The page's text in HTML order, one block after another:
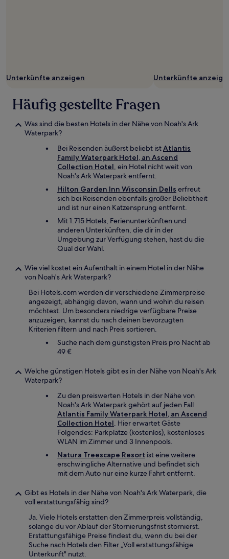
Unterkünfte anzeigen Unterkünfte
Häufig gestellte Fragen
Was sind die besten Hotels in der Nähe von Noah's Ark
Waterpark?
Bei Reisenden äußerst beliebt istAtlantis
Family Waterpark Hotel, an Ascend
Collection Hotel, ein Hotel nicht weit von
Noah's Ark Waterpark entfernt.
Hilton Garden Inn Wisconsin Dells erfreut
sich bei Reisenden ebenfalls großer Beliebtheit
und ist nur einen Katzensprung entfernt.
Mit 1.715 Hotels, Ferienunterkünften und
anderen Unterkünften, die dir in der
Umgebung zur Verfügung stehen, hast du die
Qual der Wahl.
Wie viel kostet ein Aufenthalt in einem Hotel in der Nähe
von Noah's Ark Waterpark?
Bei Hotels.com werden dir verschiedene Zimmerpreise
angezeigt, abhängig davon, wann und wohin du reisen
möchtest. Um besonders niedrige verfügbare Preise
anzuzeigen, kannst du nach deinen bevorzugten
Kriterien filtern und nach Preis sortieren.
Suche nach dem günstigsten Preis pro Nacht ab
49 €
Welche günstigen Hotels gibt es in der Nähe von Noah's Ark
Waterpark?
Zu den preiswerten Hotels in der Nähe von
Noah's Ark Waterpark gehört auf jeden Fall
Atlantis Family Waterpark Hotel, an Ascend
Collection Hotel. Hier erwartet Gäste
Folgendes: Parkplätze (kostenlos), kostenloses
WLAN im Zimmer und 3 Innenpools.
Natura Treescape Resort ist eine weitere
erschwingliche Alternative und befindet sich
mit dem Auto nur eine kurze Fahrt entfernt.
Gibt es Hotels in der Nähe von Noah's Ark Waterpark, die
voll erstattungsfähig sind?
Ja. Viele Hotels erstatten den Zimmerpreis vollständig,
solange du vor Ablauf der Stornierungsfrist stornierst.
Erstattungsfähige Preise findest du, wenn du bei der
Suche nach Hotels den Filter „Voll erstattungsfähige
Unterkunft" nutzt.